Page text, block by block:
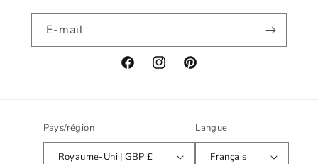
E-mail
FacebookInstagramPinterest
Pays/région
Royaume-Uni | GBP £
Langue
Français